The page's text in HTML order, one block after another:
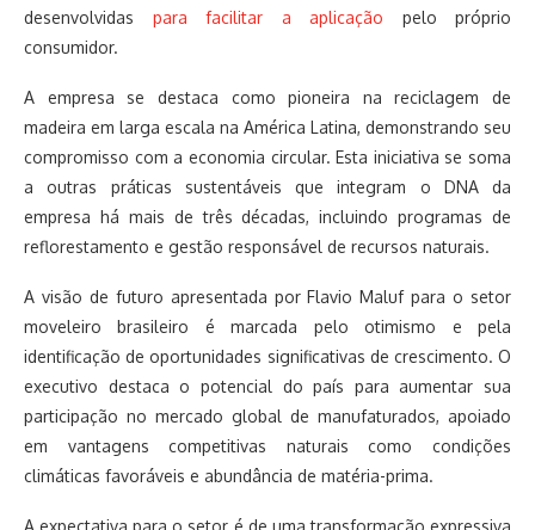
desenvolvidas para facilitar a aplicação pelo próprio
consumidor.
A empresa se destaca como pioneira na reciclagem de
madeira em larga escala na América Latina, demonstrando seu
compromisso com a economia circular. Esta iniciativa se soma
a outras práticas sustentáveis que integram o DNA da
empresa há mais de três décadas, incluindo programas de
reflorestamento e gestão responsável de recursos naturais.
A visão de futuro apresentada por Flavio Maluf para o setor
moveleiro brasileiro é marcada pelo otimismo e pela
identificação de oportunidades significativas de crescimento. O
executivo destaca o potencial do país para aumentar sua
participação no mercado global de manufaturados, apoiado
em vantagens competitivas naturais como condições
climáticas favoráveis e abundância de matéria-prima.